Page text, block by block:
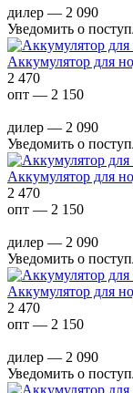
дилер — 2 090
Уведомить о
Аккумулятор для
2 470
опт — 2 150
дилер — 2 090
Уведомить о
Аккумулятор для
2 470
опт — 2 150
дилер — 2 090
Уведомить о
Аккумулятор для
2 470
опт — 2 150
дилер — 2 090
Уведомить о